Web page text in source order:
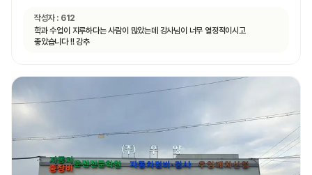
작성자 : 612
학과 수업이 지루하다는 사람이 많았는데 강사님이 너무 열정적이시고
좋았습니다 !! 강추